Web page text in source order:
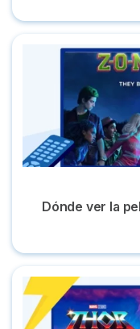
Dónde ver la película
Dónde ver la
Dónde ver 'Thor: